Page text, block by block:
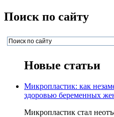
Поиск по сайту
Новые статьи
Микропластик: как
здоровью беременных
Микропластик стал